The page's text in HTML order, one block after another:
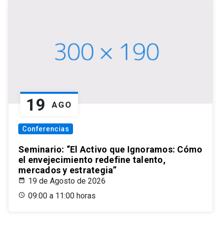
19 AGO
Conferencias
Seminario: “El Activo que Ignoramos: Cómo
el envejecimiento redefine talento,
mercados y estrategia”
19 de Agosto de 2026
09:00 a 11:00 horas